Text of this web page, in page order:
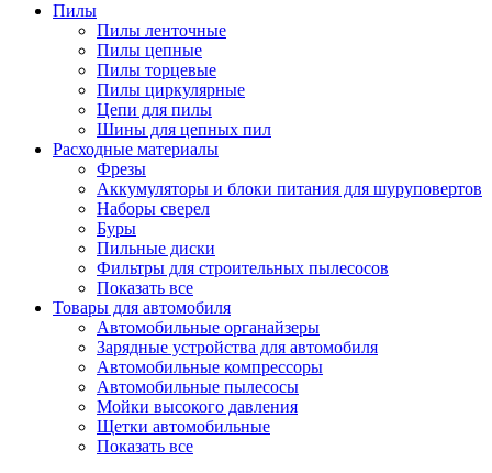
Пилы
Пилы ленточные
Пилы цепные
Пилы торцевые
Пилы циркулярные
Цепи для пилы
Шины для цепных пил
Расходные материалы
Фрезы
Аккумуляторы и блоки питания для шуруповертов
Наборы сверел
Буры
Пильные диски
Фильтры для строительных пылесосов
Показать все
Товары для автомобиля
Автомобильные органайзеры
Зарядные устройства для автомобиля
Автомобильные компрессоры
Автомобильные пылесосы
Мойки высокого давления
Щетки автомобильные
Показать все